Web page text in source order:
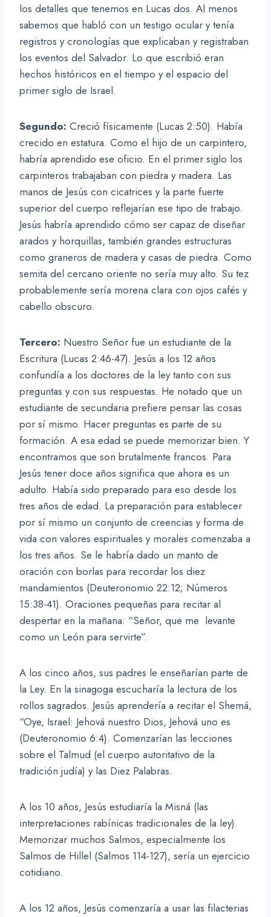
los detalles que tenemos en Lucas dos. Al menos
sabemos que habló con un testigo ocular y tenía
registros y cronologías que explicaban y registraban
los eventos del Salvador. Lo que escribió eran
hechos históricos en el tiempo y el espacio del
primer siglo de Israel.
Segundo: Creció físicamente (Lucas 2:50). Había
crecido en estatura. Como el hijo de un carpintero,
habría aprendido ese oficio. En el primer siglo los
carpinteros trabajaban con piedra y madera. Las
manos de Jesús con cicatrices y la parte fuerte
superior del cuerpo reflejarían ese tipo de trabajo.
Jesús habría aprendido cómo ser capaz de diseñar
arados y horquillas, también grandes estructuras
como graneros de madera y casas de piedra. Como
semita del cercano oriente no sería muy alto. Su tez
probablemente sería morena clara con ojos cafés y
cabello obscuro.
Tercero: Nuestro Señor fue un estudiante de la
Escritura (Lucas 2:46-47). Jesús a los 12 años
confundía a los doctores de la ley tanto con sus
preguntas y con sus respuestas. He notado que un
estudiante de secundaria prefiere pensar las cosas
por sí mismo. Hacer preguntas es parte de su
formación. A esa edad se puede memorizar bien. Y
encontramos que son brutalmente francos. Para
Jesús tener doce años significa que ahora es un
adulto. Había sido preparado para eso desde los
tres años de edad. La preparación para establecer
por sí mismo un conjunto de creencias y forma de
vida con valores espirituales y morales comenzaba a
los tres años. Se le habría dado un manto de
oración con borlas para recordar los diez
mandamientos (Deuteronomio 22:12; Números
15:38-41). Oraciones pequeñas para recitar al
despertar en la mañana: “Señor, que me levante
como un León para servirte”.
A los cinco años, sus padres le enseñarían parte de
la Ley. En la sinagoga escucharía la lectura de los
rollos sagrados. Jesús aprendería a recitar el Shemá,
“Oye, Israel: Jehová nuestro Dios, Jehová uno es
(Deuteronomio 6:4). Comenzarían las lecciones
sobre el Talmud (el cuerpo autoritativo de la
tradición judía) y las Diez Palabras.
A los 10 años, Jesús estudiaría la Misná (las
interpretaciones rabínicas tradicionales de la ley).
Memorizar muchos Salmos, especialmente los
Salmos de Hillel (Salmos 114-127), sería un ejercicio
cotidiano.
A los 12 años, Jesús comenzaría a usar las filacterias